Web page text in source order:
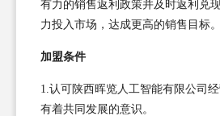
有力的销售返利政策并及时返利兑
力投入市场，达成更高的销售目标。
加盟条件
1.认可陕西晖览人工智能有限公司
有着共同发展的意识。